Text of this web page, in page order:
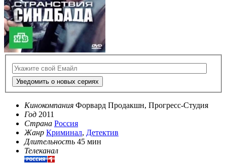
Уведомить о новых сериях
Кинокомпания Форвард Продакшн, Прогресс-Студия
Год 2011
Страна Россия
Жанр Криминал, Детектив
Длительность 45 мин
Телеканал